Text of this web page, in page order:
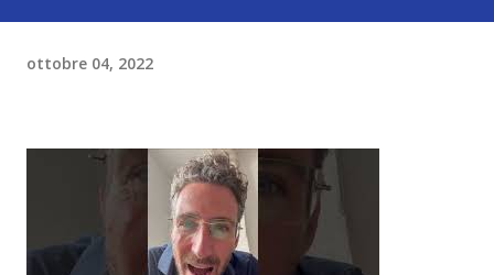
ottobre 04, 2022